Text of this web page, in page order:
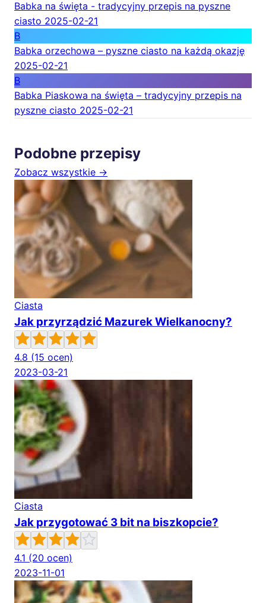
Babka na święta - tradycyjny przepis na pyszne
ciasto 2025-02-21
B
Babka orzechowa – pyszne ciasto na każdą okazję
2025-02-21
B
Babka Piaskowa na święta – tradycyjny przepis na
pyszne ciasto 2025-02-21
Podobne przepisy
Zobacz wszystkie →
Ciasta
Jak przyrządzić Mazurek Wielkanocny?
4.8 (15 ocen)
2023-03-21
Ciasta
Jak przygotować 3 bit na biszkopcie?
4.1 (20 ocen)
2023-11-01